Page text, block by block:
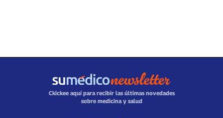
Ckickee aquí para recibir las últimas novedades
sobre medicina y salud